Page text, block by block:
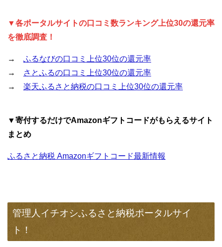
▼各ポータルサイトの口コミ数ランキング上位30の還元率
を徹底調査！
→ ふるなびの口コミ上位30位の還元率
→
さとふるの口コミ上位30位の還元率
→ 楽天ふるさと納税の口コミ上位30位の還元率
▼寄付するだけでAmazonギフトコードがもらえるサイト
まとめ
ふるさと納税 Amazonギフトコード最新情報
管理人イチオシふるさと納税ポータルサイ
ト！